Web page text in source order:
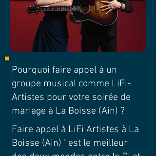
Pourquoi faire appel à un
groupe musical comme LiFi-
Artistes pour votre soirée de
mariage à La Boisse (Ain) ?
Faire appel à LiFi Artistes à La
Boisse (Ain) ' est le meilleur